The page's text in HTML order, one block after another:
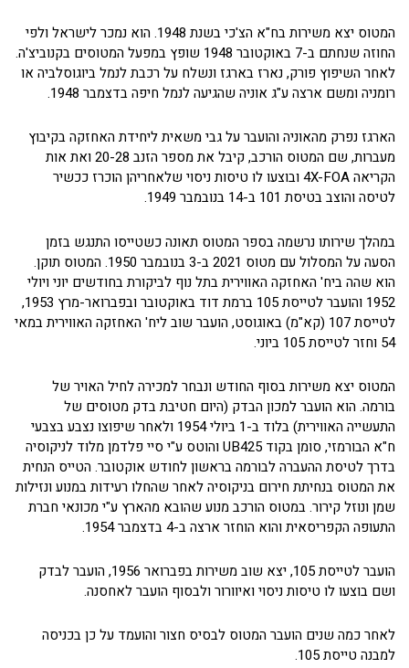
המטוס יצא משירות בח"א הצ'כי בשנת 1948. הוא נמכר לישראל ולפי
החוזה שנחתם ב-7 באוקטובר 1948 שופץ במפעל המטוסים בקנוביצ'ה.
לאחר השיפוץ פורק, נארז בארגז ונשלח על רכבת לנמל ביוגוסלביה או
רומניה ומשם ארצה ע"ג אוניה שהגיעה לנמל חיפה בדצמבר 1948.
הארגז נפרק מהאוניה והועבר על גבי משאית ליחידת האחזקה בקיבוץ
מעברות, שם המטוס הורכב, קיבל את מספר הזנב 20-28 ואת אות
הקריאה 4X-FOA ובוצעו לו טיסות ניסוי שלאחריהן הוכרז ככשיר
לטיסה והוצב בטיסת 101 ב-14 בנובמבר 1949.
במהלך שירותו נרשמה בספר המטוס תאונה כשטייסו התנגש בזמן
הסעה על המסלול עם מטוס 2021 ב-3 בנובמבר 1950. המטוס תוקן.
הוא שהה ביח' האחזקה האווירית בתל נוף לביקורת בחודשים יוני ויולי
1952 והועבר לטייסת 105 ברמת דוד באוקטובר ובפברואר-מרץ 1953,
לטייסת 107 (קא"מ) באוגוסט, הועבר שוב ליח' האחזקה האווירית במאי
54 וחזר לטייסת 105 ביוני.
המטוס יצא משירות בסוף החודש ונבחר למכירה לחיל האויר של
בורמה. הוא הועבר למכון הבדק (היום חטיבת בדק מטוסים של
התעשייה האווירית) בלוד ב-1 ביולי 1954 ולאחר שיפוצו נצבע בצבעי
ח"א הבורמזי, סומן בקוד UB425 והוטס ע"י סיי פלדמן מלוד לניקוסיה
בדרך לטיסת ההעברה לבורמה בראשון לחודש אוקטובר. הטייס הנחית
את המטוס בנחיתת חירום בניקוסיה לאחר שהחלו רעידות במנוע ונזילות
שמן ונוזל קירור. במטוס הורכב מנוע שהובא מהארץ ע"י מכונאי חברת
התעופה הקפריסאית והוא הוחזר ארצה ב-4 בדצמבר 1954.
הועבר לטייסת 105, יצא שוב משירות בפברואר 1956, הועבר לבדק
ושם בוצעו לו טיסות ניסוי ואיוורור ולבסוף הועבר לאחסנה.
לאחר כמה שנים הועבר המטוס לבסיס חצור והועמד על כן בכניסה
למבנה טייסת 105.